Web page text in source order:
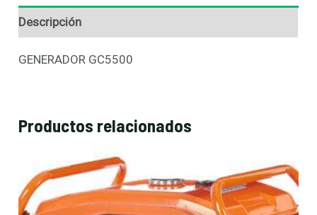
Descripción
GENERADOR GC5500
Productos relacionados